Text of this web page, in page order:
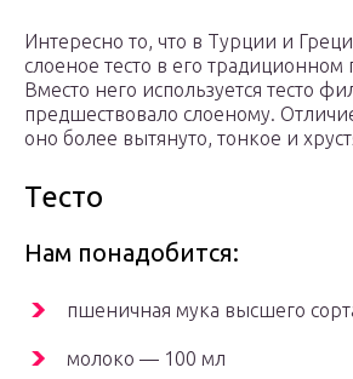
Интересно то, что в Турции и
слоеное тесто в его традиционном
Вместо него используется тесто
предшествовало слоеному.
оно более вытянуто, тонкое и
Тесто
Нам понадобится:
пшеничная мука высшего
молоко — 100 мл